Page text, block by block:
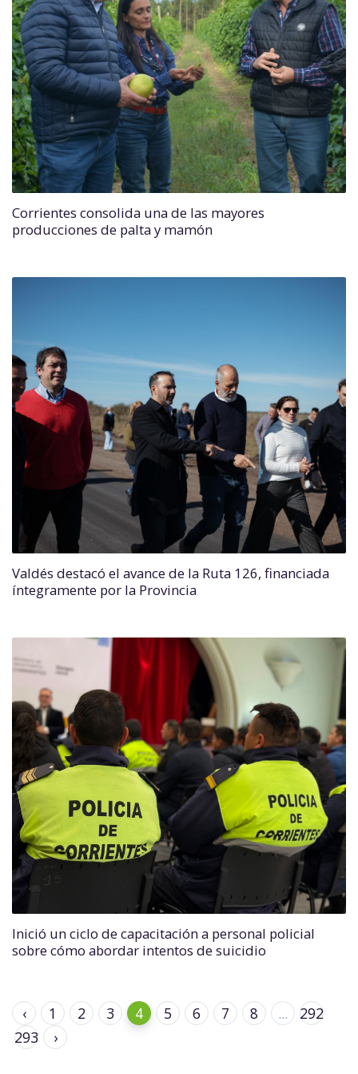
Corrientes consolida una de las mayores
producciones de palta y mamón
Valdés destacó el avance de la Ruta 126, financiada
íntegramente por la Provincia
Inició un ciclo de capacitación a personal policial
sobre cómo abordar intentos de suicidio
‹ 1 2 3 4 5 6 7 8 ...
292
293
›